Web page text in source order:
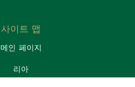
사이트 맵
메인 페이지
리아